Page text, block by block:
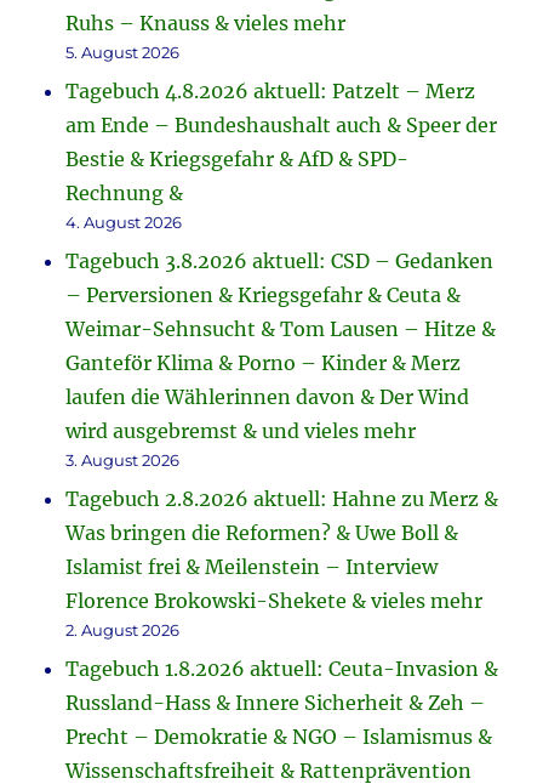
Ruhs – Knauss & vieles mehr
5. August 2026
Tagebuch 4.8.2026 aktuell: Patzelt – Merz
am Ende – Bundeshaushalt auch & Speer der
Bestie & Kriegsgefahr & AfD & SPD-
Rechnung &
4. August 2026
Tagebuch 3.8.2026 aktuell: CSD – Gedanken
– Perversionen & Kriegsgefahr & Ceuta &
Weimar-Sehnsucht & Tom Lausen – Hitze &
Ganteför Klima & Porno – Kinder & Merz
laufen die Wählerinnen davon & Der Wind
wird ausgebremst & und vieles mehr
3. August 2026
Tagebuch 2.8.2026 aktuell: Hahne zu Merz &
Was bringen die Reformen? & Uwe Boll &
Islamist frei & Meilenstein – Interview
Florence Brokowski-Shekete & vieles mehr
2. August 2026
Tagebuch 1.8.2026 aktuell: Ceuta-Invasion &
Russland-Hass & Innere Sicherheit & Zeh –
Precht – Demokratie & NGO – Islamismus &
Wissenschaftsfreiheit & Rattenprävention